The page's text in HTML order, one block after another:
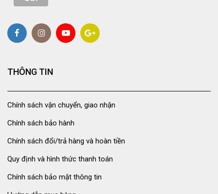
THÔNG TIN
Chính sách vận chuyển, giao nhận
Chính sách bảo hành
Chính sách đổi/trả hàng và hoàn tiền
Quy định và hình thức thanh toán
Chính sách bảo mật thông tin